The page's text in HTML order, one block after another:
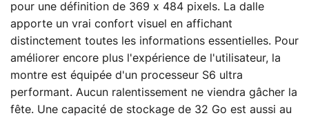
pour une définition de 369 x 484 pixels. La dalle
apporte un vrai confort visuel en affichant
distinctement toutes les informations essentielles. Pour
améliorer encore plus l'expérience de l'utilisateur, la
montre est équipée d'un processeur S6 ultra
performant. Aucun ralentissement ne viendra gâcher la
fête. Une capacité de stockage de 32 Go est aussi au